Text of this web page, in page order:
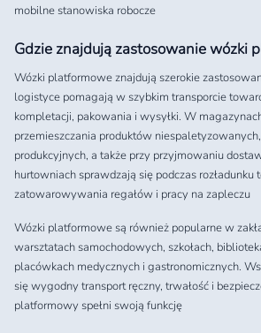
mobilne stanowiska robocze
Gdzie znajdują zastosowanie wózki
Wózki platformowe znajdują szerokie
logistyce pomagają w szybkim transporcie
kompletacji, pakowania i wysyłki. W
przemieszczania produktów
produkcyjnych, a także przy przyjmowaniu
hurtowniach sprawdzają się podczas rozładunku
zatowarowywania regałów i pracy na zapleczu
Wózki platformowe są również popularne w
warsztatach samochodowych, szkołach,
placówkach medycznych i gastronomicznych.
się wygodny transport ręczny, trwałość i
platformowy spełni swoją funkcję